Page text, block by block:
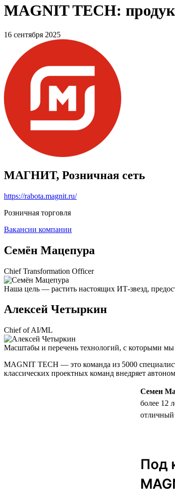
MAGNIT TECH:
16 сентября 2025
МАГНИТ, Розничная сеть
https://rabota.magnit.ru/
Розничная торговля
Вакансии компании
Семён Мацепура
Chief Transformation Officer
Наша цель — растить настоящих ИТ-звезд,
Алексей Четыркин
Chief of AI/ML
Масштабы и перечень технологий, с которыми
MAGNIT TECH — это команда из 5000
классических проектных команд внедряет
Семен
более 12
отличный
Под